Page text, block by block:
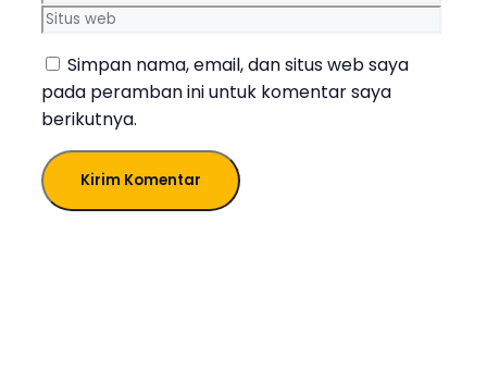
web
Simpan nama, email, dan situs web saya
pada peramban ini untuk komentar saya
berikutnya.